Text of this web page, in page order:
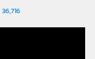
36,716